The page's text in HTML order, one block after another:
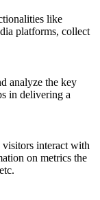
like
platforms, collect
analyze the key
in delivering a
interact with
on metrics the